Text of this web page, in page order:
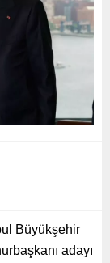
Büyükşehir
adayı